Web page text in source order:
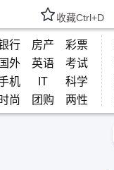
收藏Ctrl+D
行 房产
彩票
国外 英语
考试
机 IT
科学
时尚 团购 两性